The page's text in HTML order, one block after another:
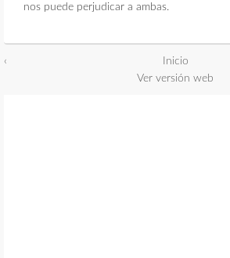
nos puede perjudicar a ambas.
‹
Inicio
Ver versión web